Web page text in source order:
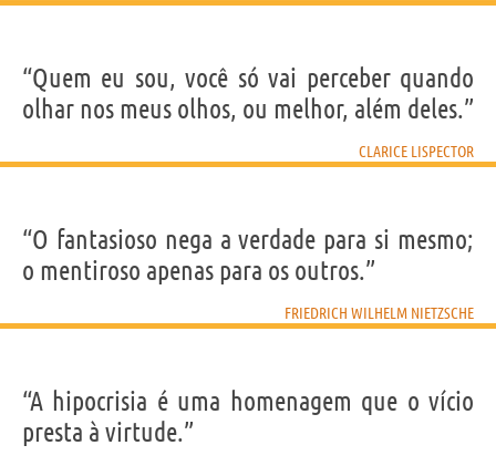
“Quem eu sou, você só vai perceber quando
olhar nos meus olhos, ou melhor, além deles.”
CLARICE LISPECTOR
“O fantasioso nega a verdade para si mesmo;
o mentiroso apenas para os outros.”
FRIEDRICH WILHELM NIETZSCHE
“A hipocrisia é uma homenagem que o vício
presta à virtude.”